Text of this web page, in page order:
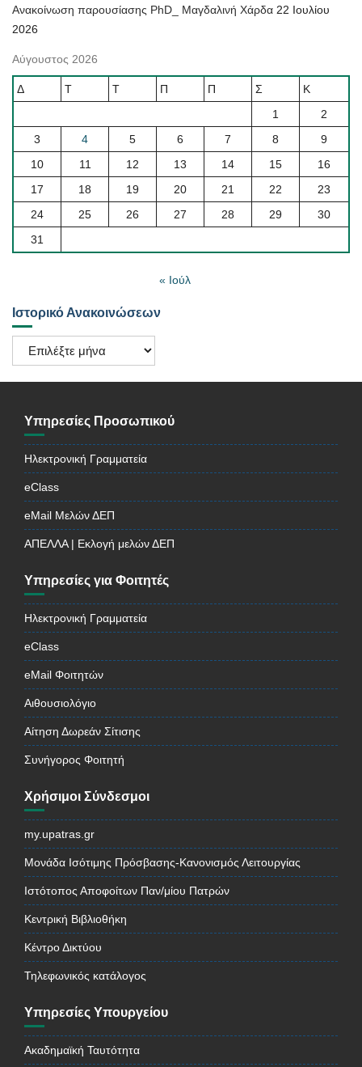
Ανακοίνωση παρουσίασης PhD_ Μαγδαλινή Χάρδα 22 Ιουλίου
2026
Αύγουστος 2026
Δ Τ Τ Π Π Σ
Κ
1
2
3
4 5 6 7 8
9
10
11 12 13 14 15
16
17
18 19 20 21 22
23
24
25 26 27 28 29
30
31
« Ιούλ
Ιστορικό Ανακοινώσεων
Ιστορικό
Ανακοινώσεων
Υπηρεσίες Προσωπικού
Ηλεκτρονική Γραμματεία
eClass
eMail Μελών ΔΕΠ
ΑΠΕΛΛΑ | Εκλογή μελών ΔΕΠ
Υπηρεσίες για Φοιτητές
Ηλεκτρονική Γραμματεία
eClass
eMail Φοιτητών
Αιθουσιολόγιο
Αίτηση Δωρεάν Σίτισης
Συνήγορος Φοιτητή
Χρήσιμοι Σύνδεσμοι
my.upatras.gr
Μονάδα Ισότιμης Πρόσβασης-Κανονισμός Λειτουργίας
Ιστότοπος Αποφοίτων Παν/μίου Πατρών
Κεντρική Βιβλιοθήκη
Κέντρο Δικτύου
Τηλεφωνικός κατάλογος
Υπηρεσίες Υπουργείου
Ακαδημαϊκή Ταυτότητα